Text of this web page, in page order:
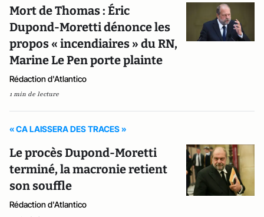
Mort de Thomas : Éric
Dupond-Moretti dénonce les
propos « incendiaires » du RN,
Marine Le Pen porte plainte
Rédaction d'Atlantico
1 min de lecture
« CA LAISSERA DES TRACES »
Le procès Dupond-Moretti
terminé, la macronie retient
son souffle
Rédaction d'Atlantico